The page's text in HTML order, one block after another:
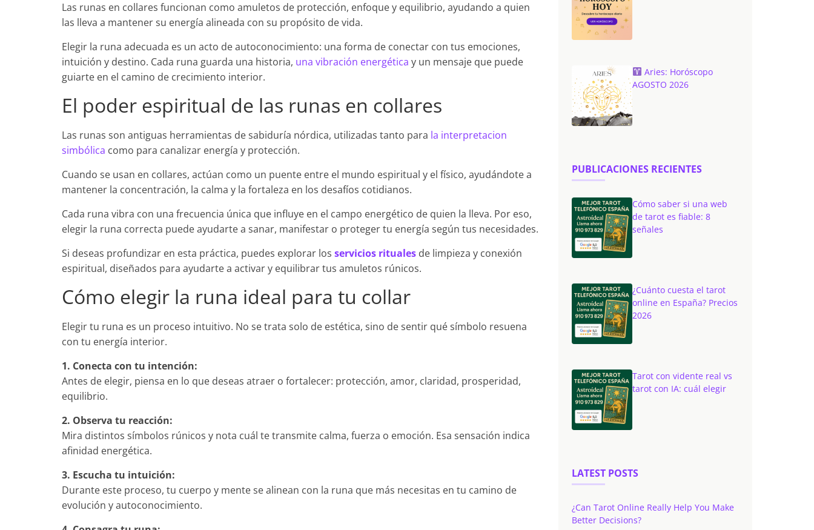
Las runas en collares funcionan como amuletos de protección, enfoque y equilibrio, ayudando a quien
las lleva a mantener su energía alineada con su propósito de vida.
Elegir la runa adecuada es un acto de autoconocimiento: una forma de conectar con tus emociones,
intuición y destino. Cada runa guarda una historia, una vibración energética y un mensaje que puede
guiarte en el camino de crecimiento interior.
El poder espiritual de las runas en collares
Las runas son antiguas herramientas de sabiduría nórdica, utilizadas tanto para la interpretacion
simbólica como para canalizar energía y protección.
Cuando se usan en collares, actúan como un puente entre el mundo espiritual y el físico, ayudándote a
mantener la concentración, la calma y la fortaleza en los desafíos cotidianos.
Cada runa vibra con una frecuencia única que influye en el campo energético de quien la lleva. Por eso,
elegir la runa correcta puede ayudarte a sanar, manifestar o proteger tu energía según tus necesidades.
Si deseas profundizar en esta práctica, puedes explorar los servicios rituales de limpieza y conexión
espiritual, diseñados para ayudarte a activar y equilibrar tus amuletos rúnicos.
Cómo elegir la runa ideal para tu collar
Elegir tu runa es un proceso intuitivo. No se trata solo de estética, sino de sentir qué símbolo resuena
con tu energía interior.
1. Conecta con tu intención:
Antes de elegir, piensa en lo que deseas atraer o fortalecer: protección, amor, claridad, prosperidad,
equilibrio.
2. Observa tu reacción:
Mira distintos símbolos rúnicos y nota cuál te transmite calma, fuerza o emoción. Esa sensación indica
afinidad energética.
3. Escucha tu intuición:
Durante este proceso, tu cuerpo y mente se alinean con la runa que más necesitas en tu camino de
evolución y autoconocimiento.
Aries: Horóscopo
AGOSTO 2026
PUBLICACIONES RECIENTES
Cómo saber si una web
de tarot es fiable: 8
señales
¿Cuánto cuesta el tarot
online en España? Precios
2026
Tarot con vidente real vs
tarot con IA: cuál elegir
LATEST POSTS
¿Can Tarot Online Really Help You Make
Better Decisions?